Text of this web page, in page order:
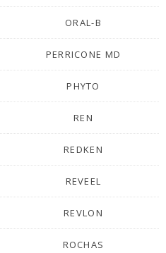
ORAL-B
PERRICONE MD
PHYTO
REN
REDKEN
REVEEL
REVLON
ROCHAS